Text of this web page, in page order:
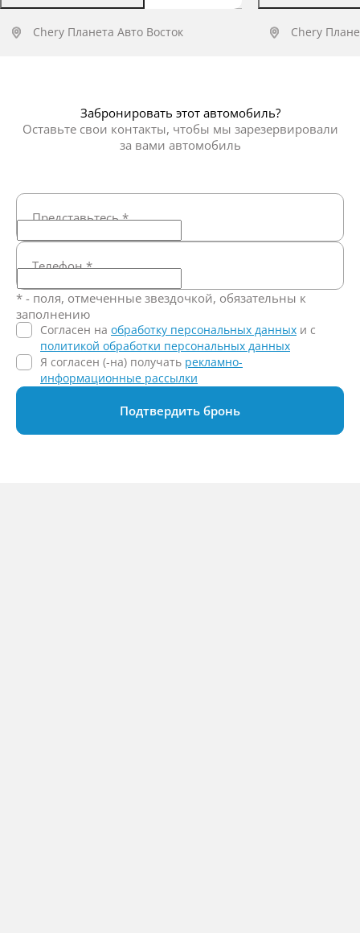
Chery Планета Авто Восток Chery
Забронировать этот автомобиль?
Оставьте свои контакты, чтобы мы зарезервировали
за вами автомобиль
Представьтесь*
Телефон*
* - поля, отмеченные звездочкой, обязательны к
заполнению
Согласен на обработку персональных данных и c
политикой обработки персональных данных
Я согласен (-на) получать рекламно-
информационные рассылки
Подтвердить бронь